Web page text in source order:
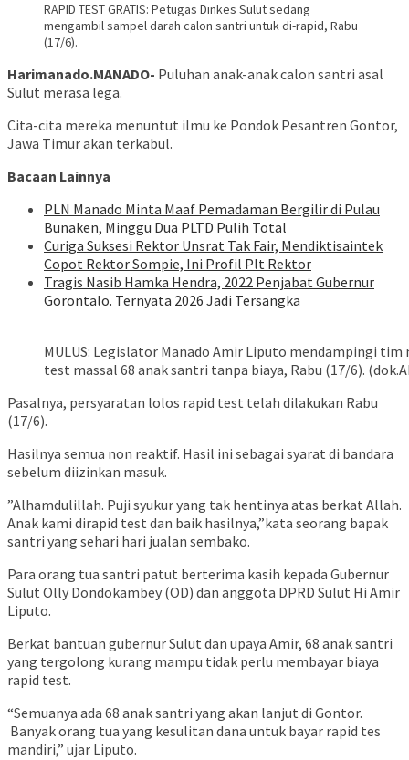
RAPID TEST GRATIS: Petugas Dinkes Sulut sedang
mengambil sampel darah calon santri untuk di-rapid, Rabu
(17/6).
Harimanado.MANADO- Puluhan anak-anak calon santri asal
Sulut merasa lega.
Cita-cita mereka menuntut ilmu ke Pondok Pesantren Gontor,
Jawa Timur akan terkabul.
Bacaan Lainnya
PLN Manado Minta Maaf Pemadaman Bergilir di Pulau
Bunaken, Minggu Dua PLTD Pulih Total
Curiga Suksesi Rektor Unsrat Tak Fair, Mendiktisaintek
Copot Rektor Sompie, Ini Profil Plt Rektor
Tragis Nasib Hamka Hendra, 2022 Penjabat Gubernur
Gorontalo. Ternyata 2026 Jadi Tersangka
MULUS: Legislator Manado Amir Liputo mendampingi tim
test massal 68 anak santri tanpa biaya, Rabu (17/6).
Pasalnya, persyaratan lolos rapid test telah dilakukan Rabu
(17/6).
Hasilnya semua non reaktif. Hasil ini sebagai syarat di bandara
sebelum diizinkan masuk.
”Alhamdulillah. Puji syukur yang tak hentinya atas berkat Allah.
Anak kami dirapid test dan baik hasilnya,”kata seorang bapak
santri yang sehari hari jualan sembako.
Para orang tua santri patut berterima kasih kepada Gubernur
Sulut Olly Dondokambey (OD) dan anggota DPRD Sulut Hi Amir
Liputo.
Berkat bantuan gubernur Sulut dan upaya Amir, 68 anak santri
yang tergolong kurang mampu tidak perlu membayar biaya
rapid test.
“Semuanya ada 68 anak santri yang akan lanjut di Gontor.
Banyak orang tua yang kesulitan dana untuk bayar rapid tes
mandiri,” ujar Liputo.